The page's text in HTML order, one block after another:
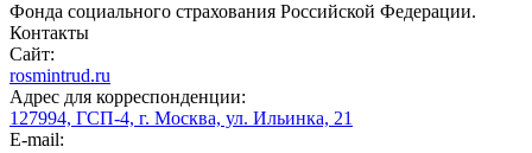
Фонда социального страхования Российской Федерации.
Контакты
Сайт:
rosmintrud.ru
Адрес для корреспонденции:
127994, ГСП-4, г. Москва, ул. Ильинка, 21
E-mail: